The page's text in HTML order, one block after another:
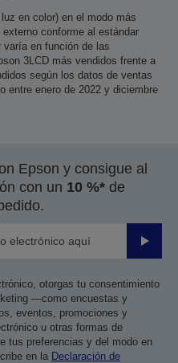
en color) en el modo más
externo conforme al estándar
varía en función de las
3LCD más vendidos frente a
según los datos de ventas
entre enero de 2022 y diciembre
Epson y consigue al
con un 10 %* de
Enviar
otorgas tu consentimiento
—como encuestas y
eventos, promociones y
u otras formas de
tus preferencias y del modo en
en la Declaración de